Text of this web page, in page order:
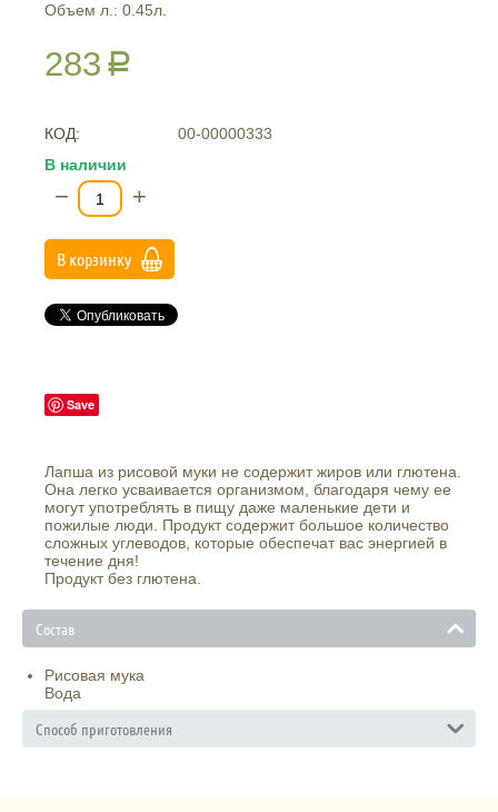
Объем л.: 0.45л.
283 Р
КОД:
00-00000333
В наличии
− +
В корзинку
Save
Лапша из рисовой муки не содержит жиров или глютена.
Она легко усваивается организмом, благодаря чему ее
могут употреблять в пищу даже маленькие дети и
пожилые люди. Продукт содержит большое количество
сложных углеводов, которые обеспечат вас энергией в
течение дня!
Продукт без глютена.
Состав
Рисовая мука
Вода
Способ приготовления